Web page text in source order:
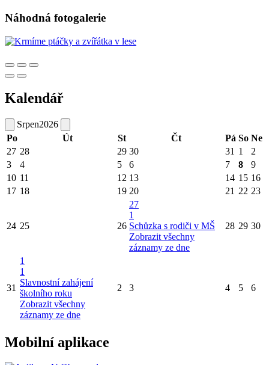
Náhodná fotogalerie
Kalendář
Srpen2026
Po
Út St Čt Pá So Ne
27 28 29 30 31 1
2
3
4 5 6 7 8
9
10 11 12 13 14 15 16
17 18 19 20 21 22 23
24 25 26
27
1
Schůzka s rodiči v MŠ
Zobrazit všechny
záznamy ze dne
28 29 30
31
1
1
Slavnostní zahájení
školního roku
Zobrazit všechny
záznamy ze dne
2 3 4 5 6
Mobilní aplikace